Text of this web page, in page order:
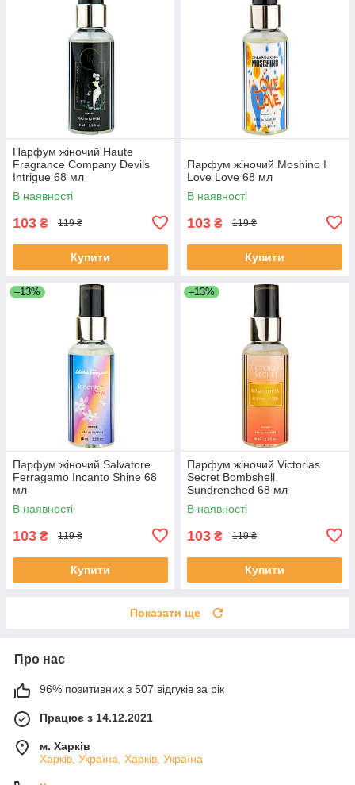
Парфум жіночий Haute
Fragrance Company Devils
Intrigue 68 мл
В наявності
103 ₴ 119 ₴
Купити
Парфум жіночий Moshino I
Love Love 68 мл
В наявності
103 ₴ 119 ₴
Купити
–13%
Парфум жіночий Salvatore
Ferragamo Incanto Shine 68
мл
В наявності
103 ₴ 119 ₴
Купити
–13%
Парфум жіночий Victorias
Secret Bombshell
Sundrenched 68 мл
В наявності
103 ₴ 119 ₴
Купити
Показати ще
Про нас
96% позитивних з 507 відгуків за рік
Працює з 14.12.2021
м. Харків
Харків, Україна, Харків, Україна